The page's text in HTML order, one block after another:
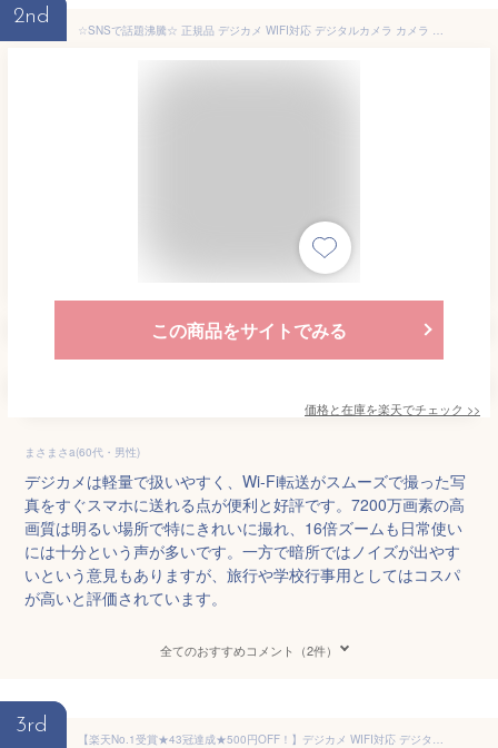
2nd
☆SNSで話題沸騰☆ 正規品 デジカメ WIFI対応 デジタルカメラ カメラ コンデジ 5K 日本製チップ 7200万画素 スマホに送れる マイクロSDカード付き 16倍ズーム オートフォーカス機能 ウェブカメラ スマホ転送 修学旅行 林間学校 バレンタイン プレゼント
この商品をサイトでみる
価格と在庫を楽天でチェック >>
まさまさa(60代・男性)
デジカメは軽量で扱いやすく、Wi‑Fi転送がスムーズで撮った写
真をすぐスマホに送れる点が便利と好評です。7200万画素の高
画質は明るい場所で特にきれいに撮れ、16倍ズームも日常使い
には十分という声が多いです。一方で暗所ではノイズが出やす
いという意見もありますが、旅行や学校行事用としてはコスパ
が高いと評価されています。
全てのおすすめコメント（2件）
3rd
【楽天No.1受賞★43冠達成★500円OFF！】デジカメ WIFI対応 デジタルカメラ カメラ コンデジ 5K 日本製チップ 64GBマイクロSDカード選択可能 SDカード付き 7200万画素 初心者向け スマホに送れる 16倍ズーム バッテリー付き 子供用 修学旅行 スマホ転送 自撮り